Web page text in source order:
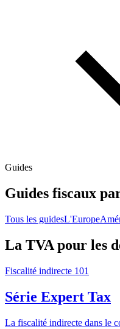
Guides
Guides fiscaux
Tous les guidesL'Europe
La TVA pour les
Fiscalité indirecte 101
Série Expert Tax
La fiscalité indirecte dans le